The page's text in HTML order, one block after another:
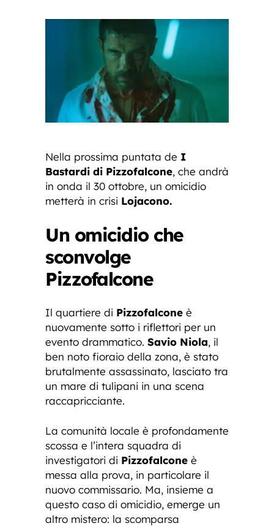
Nella prossima puntata de I
Bastardi di Pizzofalcone, che andrà
in onda il 30 ottobre, un omicidio
metterà in crisi Lojacono.
Un omicidio che
sconvolge
Pizzofalcone
Il quartiere di Pizzofalcone è
nuovamente sotto i riflettori per un
evento drammatico. Savio Niola, il
ben noto fioraio della zona, è stato
brutalmente assassinato, lasciato tra
un mare di tulipani in una scena
raccapricciante.
La comunità locale è profondamente
scossa e l’intera squadra di
investigatori di Pizzofalcone è
messa alla prova, in particolare il
nuovo commissario. Ma, insieme a
questo caso di omicidio, emerge un
altro mistero: la scomparsa